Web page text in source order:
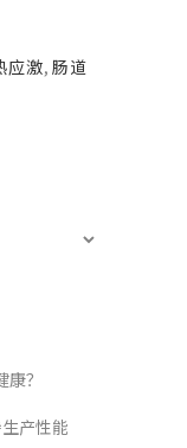
应激, 肠道
？
产性能